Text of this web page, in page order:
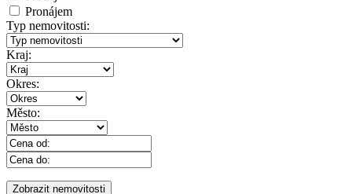
Pronájem
Typ nemovitosti:
Kraj:
Okres:
Město: